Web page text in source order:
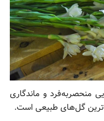
منحصربه‌فرد و ماندگاری
گل‌های طبیعی است.